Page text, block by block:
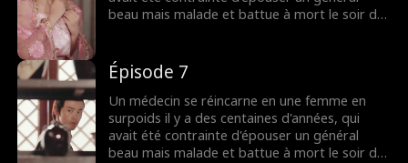
beau mais malade et battue à mort le soir de
pleinement de cette nouvelle vie en se
concentrant sur sa carrière. Finalement, elle
devient belle et réussie, tandis que son mari
général, maintenant insécurisé, implore son
attention...
Épisode 7
Un médecin se réincarne en une femme en
surpoids il y a des centaines d'années, qui
avait été contrainte d'épouser un général
beau mais malade et battue à mort le soir de